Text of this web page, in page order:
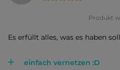
Produkt
Es erfüllt alles, was es haben soll
einfach vernetzen :D